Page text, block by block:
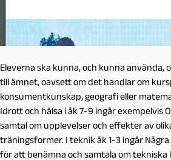
Eleverna ska kunna, och kunna använda,
till ämnet, oavsett om det handlar om
konsumentkunskap, geografi eller
Idrott och hälsa i åk 7-9 ingår exempelvis
samtal om upplevelser och effekter av
träningsformer. I teknik åk 1-3 ingår
för att benämna och samtala om tekniska